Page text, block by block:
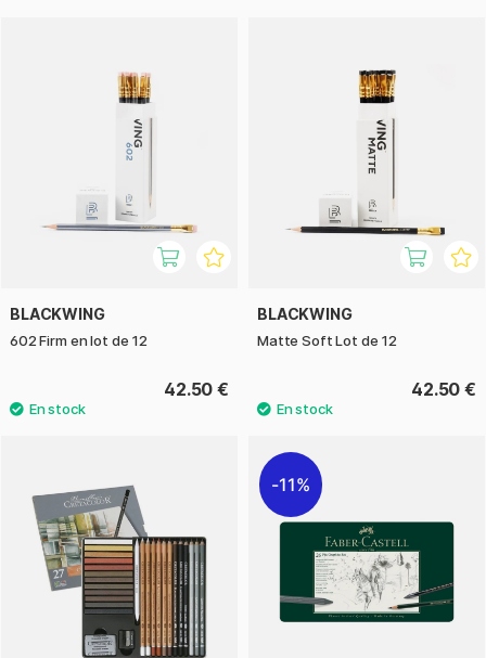
BLACKWING
602 Firm en lot de 12
42.50 €
BLACKWING
Matte Soft Lot de 12
42.50 €
11%